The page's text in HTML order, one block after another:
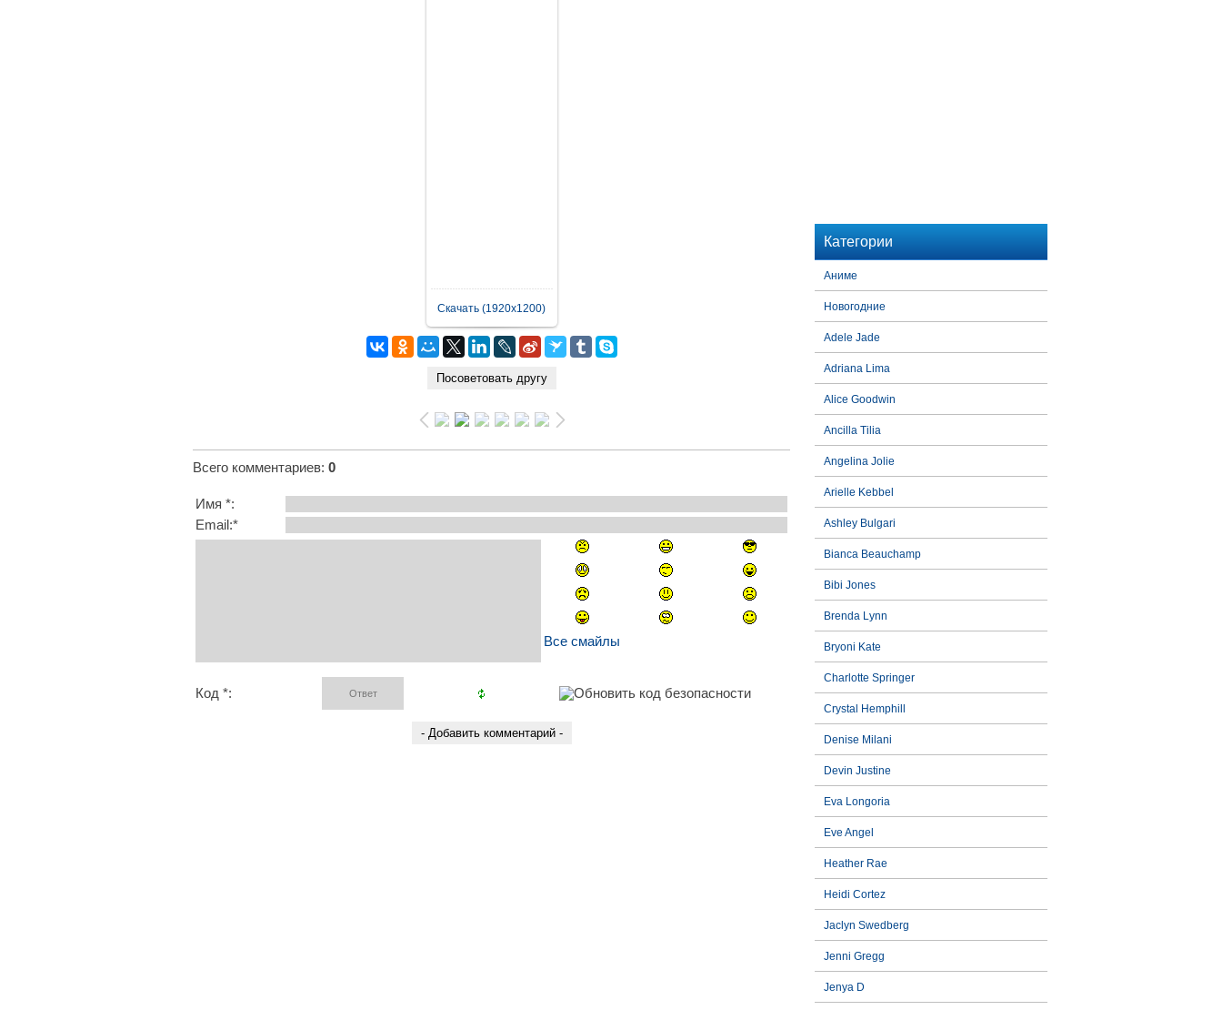
Скачать (1920x1200)
Всего комментариев: 0
Имя *:
Email:*
Все смайлы
Код *:
Категории
Аниме
Новогодние
Adele Jade
Adriana Lima
Alice Goodwin
Ancilla Tilia
Angelina Jolie
Arielle Kebbel
Ashley Bulgari
Bianca Beauchamp
Bibi Jones
Brenda Lynn
Bryoni Kate
Charlotte Springer
Crystal Hemphill
Denise Milani
Devin Justine
Eva Longoria
Eve Angel
Heather Rae
Heidi Cortez
Jaclyn Swedberg
Jenni Gregg
Jenya D